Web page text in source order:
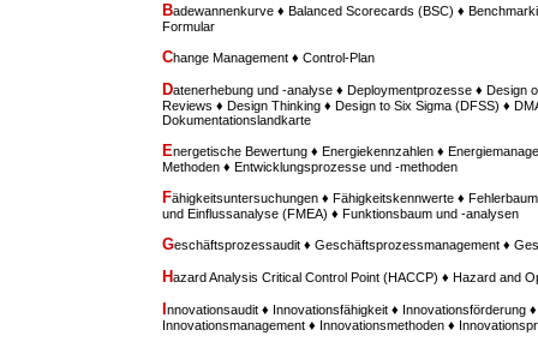
Badewannenkurve ♦ Balanced Scorecards (BSC) ♦
Formular
Change Management ♦ Control-Plan
Datenerhebung und -analyse ♦ Deploymentprozesse ♦ Design
Reviews ♦ Design Thinking ♦ Design to Six Sigma (DFSS) ♦
Dokumentationslandkarte
Energetische Bewertung ♦ Energiekennzahlen ♦
Methoden ♦ Entwicklungsprozesse und -methoden
Fähigkeitsuntersuchungen ♦ Fähigkeitskennwerte ♦
und Einflussanalyse (FMEA) ♦ Funktionsbaum und -analysen
Geschäftsprozessaudit ♦ Geschäftsprozessmanagement ♦
Hazard Analysis Critical Control Point (HACCP) ♦ Hazard and
nnovationsaudit ♦ Innovationsfähigkeit ♦ Innovationsförderung
Innovationsmanagement ♦ Innovationsmethoden ♦